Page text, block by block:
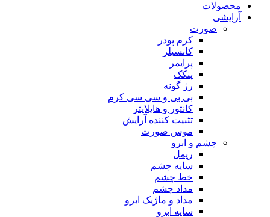
محصولات
آرایشی
صورت
کرم پودر
کانسیلر
پرایمر
پنکک
رژ گونه
بی بی و سی سی کرم
کانتور و هایلایتر
تثبیت کننده آرایش
موس صورت
چشم و ابرو
ریمل
سایه چشم
خط چشم
مداد چشم
مداد و ماژیک ابرو
سایه ابرو